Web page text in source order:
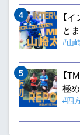
【
と
#山
【
極
#四